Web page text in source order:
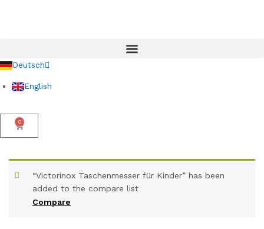
Deutsch
English
0
Compare
“Victorinox Taschenmesser für Kinder” has been
added to the compare list